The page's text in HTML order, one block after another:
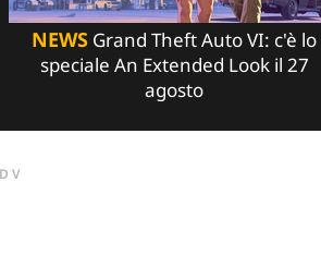
NEWS Grand Theft Auto VI: c'è lo
speciale An Extended Look il 27
agosto